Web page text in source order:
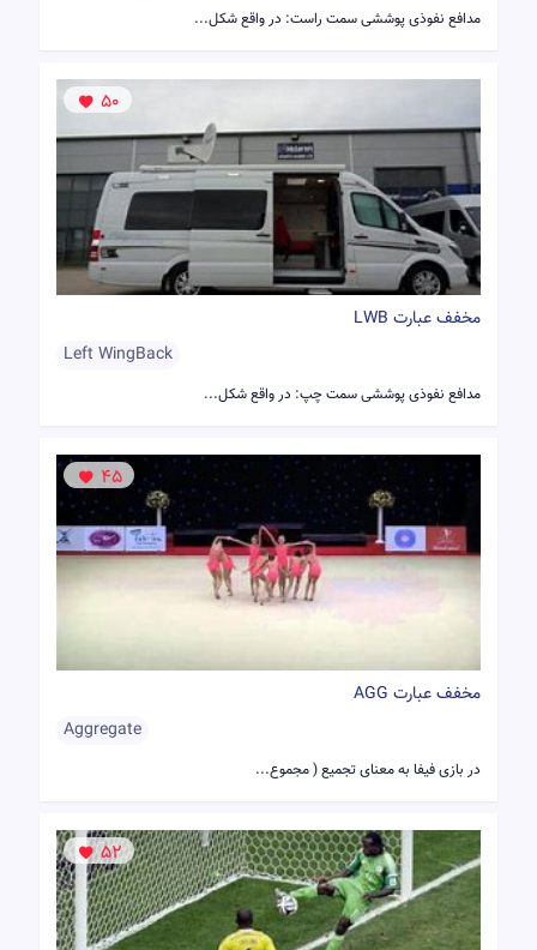
مدافع نفوذی پوششی سمت راست: در واقع شکل...
50
مخفف عبارت LWB
Left WingBack
مدافع نفوذی پوششی سمت چپ: در واقع شکل...
45
مخفف عبارت AGG
Aggregate
در بازی فیفا به معنای تجمیع ( مجموع...
52